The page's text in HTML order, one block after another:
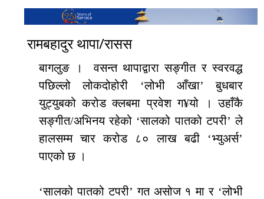
रामबहादुर थापा/रासस
बागलुङ । वसन्त थापाद्वारा सङ्गीत र स्वरवद्ध
पछिल्लो लोकदोहोरी ‘लोभी आँखा’ बुधबार
युट्युबको करोड क्लबमा प्रवेश ग¥यो । उहाँकै
सङ्गीत/अभिनय रहेको ‘सालको पातको टपरी’ ले
हालसम्म चार करोड ८० लाख बढी ‘भ्युअर्स’
पाएको छ ।
‘सालको पातको टपरी’ गत असोज १ मा र ‘लोभी